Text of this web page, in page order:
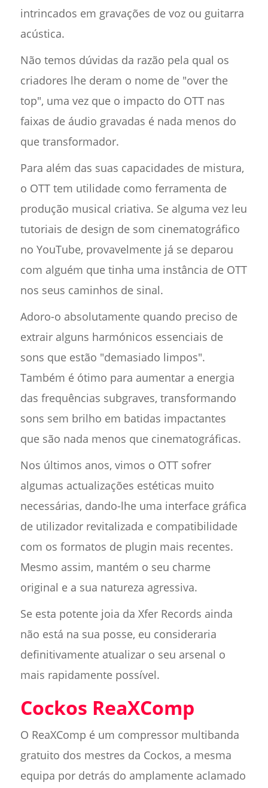
intrincados em gravações de voz ou guitarra
acústica.
Não temos dúvidas da razão pela qual os
criadores lhe deram o nome de "over the
top", uma vez que o impacto do OTT nas
faixas de áudio gravadas é nada menos do
que transformador.
Para além das suas capacidades de mistura,
o OTT tem utilidade como ferramenta de
produção musical criativa. Se alguma vez leu
tutoriais de design de som cinematográfico
no YouTube, provavelmente já se deparou
com alguém que tinha uma instância de OTT
nos seus caminhos de sinal.
Adoro-o absolutamente quando preciso de
extrair alguns harmónicos essenciais de
sons que estão "demasiado limpos".
Também é ótimo para aumentar a energia
das frequências subgraves, transformando
sons sem brilho em batidas impactantes
que são nada menos que cinematográficas.
Nos últimos anos, vimos o OTT sofrer
algumas actualizações estéticas muito
necessárias, dando-lhe uma interface gráfica
de utilizador revitalizada e compatibilidade
com os formatos de plugin mais recentes.
Mesmo assim, mantém o seu charme
original e a sua natureza agressiva.
Se esta potente joia da Xfer Records ainda
não está na sua posse, eu consideraria
definitivamente atualizar o seu arsenal o
mais rapidamente possível.
Cockos ReaXComp
O ReaXComp é um compressor multibanda
gratuito dos mestres da Cockos, a mesma
equipa por detrás do amplamente aclamado